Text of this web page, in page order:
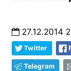
27.12.2014
Twitter
Telegram